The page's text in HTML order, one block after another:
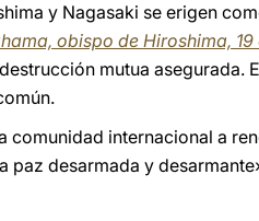
y Nagasaki se erigen
obispo de Hiroshima,
mutua asegurada.
comunidad internacional a
paz desarmada y